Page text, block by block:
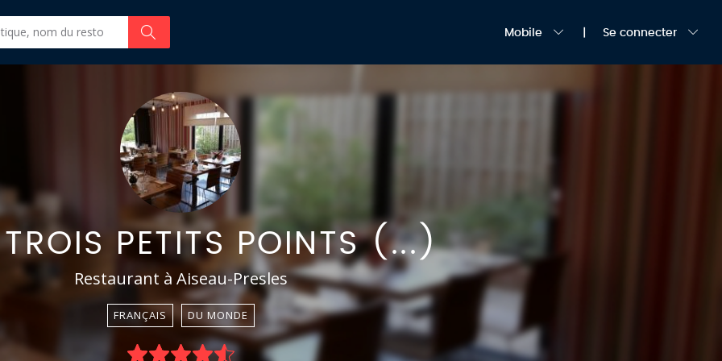
Mobile Se connecter
PETITS POINTS (...)
Restaurant à Aiseau-Presles
FRANÇAIS DU MONDE